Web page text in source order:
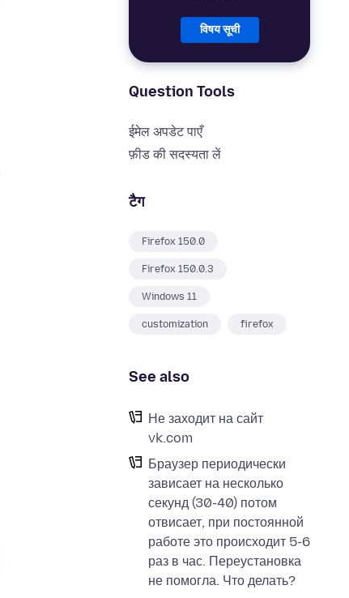
विषय सूची
Question Tools
ईमेल अपडेट पाएँ
फ़ीड की सदस्यता लें
टैग
Firefox 150.0
Firefox 150.0.3
Windows 11
customization firefox
See also
Не заходит на сайт
vk.com
Браузер периодически
зависает на несколько
секунд (30-40) потом
отвисает, при постоянной
работе это происходит 5-6
раз в час. Переустановка
не помогла. Что делать?